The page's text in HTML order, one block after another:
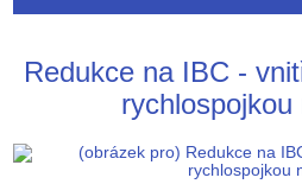
Redukce na IBC -
rychlospojkou